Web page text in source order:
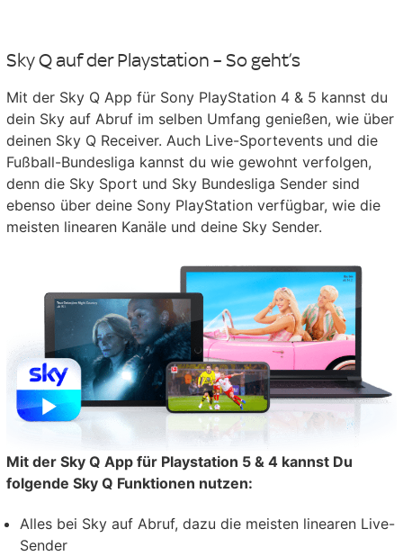
Sky Q auf der Playstation – So geht’s
Mit der Sky Q App für Sony PlayStation 4 & 5 kannst du
dein Sky auf Abruf im selben Umfang genießen, wie über
deinen Sky Q Receiver. Auch Live-Sportevents und die
Fußball-Bundesliga kannst du wie gewohnt verfolgen,
denn die Sky Sport und Sky Bundesliga Sender sind
ebenso über deine Sony PlayStation verfügbar, wie die
meisten linearen Kanäle und deine Sky Sender.
Mit der Sky Q App für Playstation 5 & 4 kannst Du
folgende Sky Q Funktionen nutzen:
Alles bei Sky auf Abruf, dazu die meisten linearen Live-
Sender